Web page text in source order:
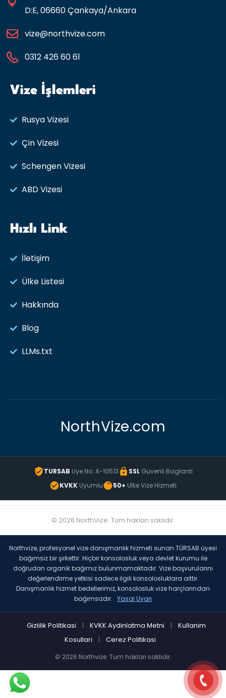
D:E, 06660 Çankaya/Ankara
vize@northvize.com
0312 426 60 61
Vize İşlemleri
Rusya Vizesi​
Çin Vizesi
Schengen Vizesi
ABD Vizesi
Hızlı Link
İletişim
Ülke Listesi
Hakkında
Blog
LLMs.txt
NorthVize.com
TURSAB Uye No: A-10513 SSLGuvenli Baglanti
KVKK Uyumlu 50+ Ulke Vize Hizmeti
© 2026 NorthVize. Tüm hakları saklıdır.
Northvize, profesyonel vize danışmanlık hizmeti sunan TÜRSAB üyesi
bağımsız bir şirkettir. Hiçbir konsolosluk veya devlet kurumu ile
doğrudan organik bağımız bulunmamaktadır. Vize başvurularını
değerlendirme yetkisi sadece ilgili konsolosluklara aittir.
Danışmanlık hizmet bedellerimiz, konsolosluk vize harçlarından
bağımsızdır. Yasal Uyarı
Gizlilik Politikasi | KVKK Aydinlatma Metni |
Kullanim
Kosullari
| Cerez Politikasi
© 2026 Northvize. Tum haklari saklidir.